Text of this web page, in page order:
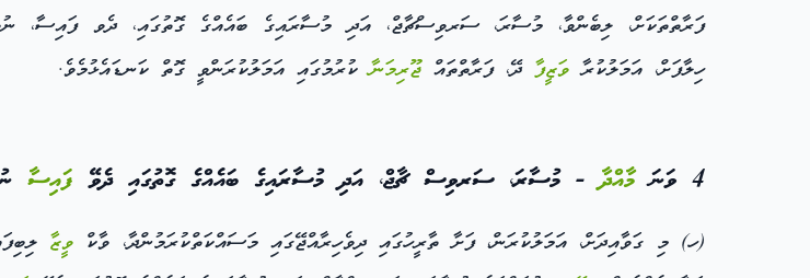
ފަރާތްތަކަށް، ލިބެންވާ، މުސާރަ، ސަރވިސްޗާޖް، އަދި މުސާރައިގެ ބައެއްގެ ގޮތުގައި، ދެވ ފައިސާ،
ހިލާފަށް، އަމަލުކުރާ ވަޒީފާ ދޭ، ފަރާތްތައްޖޫރިމަނާކުރުމުގައި އަމަލުކުރަންވީ ގޮތް ކަނޑައެޅުމެވެ.
4 ވަނަ މާއްދާ- މުސާރަ، ސަރވިސް ޗާޖް، އަދި މުސާރައިގެ ބައެއްގެ ގޮތުގައި ދެވޭ ފައިސާ
(ހ) މި ގަވާއިދަށް، އަމަލުކުރަން، ފަށާ ތާރީހުގައި ދިވެހިރާއްޖޭގައި މަސައްކަތްކުރަމުންދާ، ވާކް ވީޒާ